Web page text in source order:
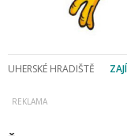
UHERSKÉ HRADIŠTĚ